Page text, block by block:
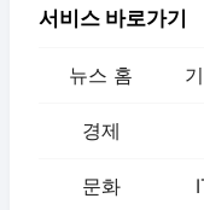
서비스 바로가기
뉴스 홈
경제
문화